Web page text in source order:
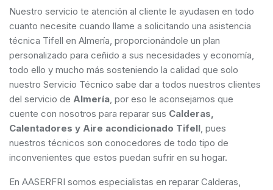
Nuestro servicio te atención al cliente le ayudasen en todo
cuanto necesite cuando llame a solicitando una asistencia
técnica Tifell en Almería, proporcionándole un plan
personalizado para ceñido a sus necesidades y economía,
todo ello y mucho más sosteniendo la calidad que solo
nuestro Servicio Técnico sabe dar a todos nuestros clientes
del servicio de Almería, por eso le aconsejamos que
cuente con nosotros para reparar sus Calderas,
Calentadores y Aire acondicionado Tifell, pues
nuestros técnicos son conocedores de todo tipo de
inconvenientes que estos puedan sufrir en su hogar.
En AASERFRI somos especialistas en reparar Calderas,